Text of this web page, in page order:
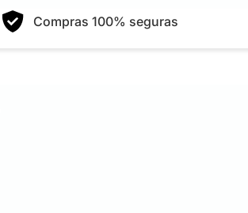
Compras 100% seguras